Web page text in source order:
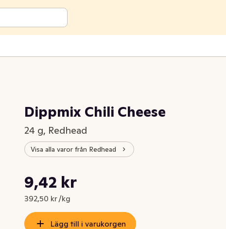
Dippmix Chili Cheese
24 g, Redhead
Visa alla varor från Redhead
Nuvarande pris är: 9,42 kr
9,42 kr
392,50 kr /kg
Styckpris: 392,50 kr /kg
Lägg till i varukorgen